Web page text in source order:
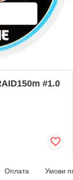
#1.0
Оплата Умови